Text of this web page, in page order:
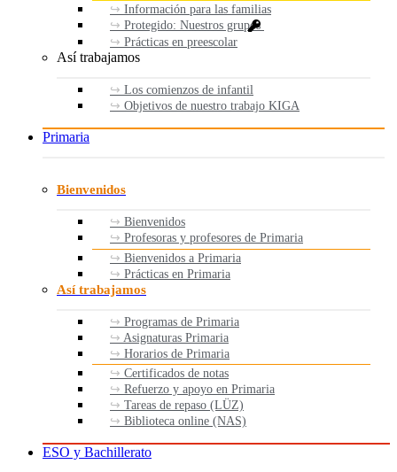
Información para las familias
Protegido: Nuestros grupos
Prácticas en preescolar
Así trabajamos
Los comienzos de infantil
Objetivos de nuestro trabajo KIGA
Primaria
Bienvenidos
Bienvenidos
Profesoras y profesores de Primaria
Bienvenidos a Primaria
Prácticas en Primaria
Así trabajamos
Programas de Primaria
Asignaturas Primaria
Horarios de Primaria
Certificados de notas
Refuerzo y apoyo en Primaria
Tareas de repaso (LÜZ)
Biblioteca online (NAS)
ESO y Bachillerato